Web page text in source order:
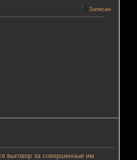
Записан
выговор за совершенные им